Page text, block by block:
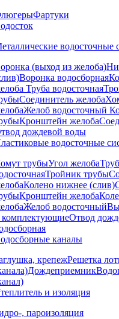
Фартуки
водосточные
(выход из желоба)
Воронка водосборная
Труба водосточная
Соединитель желоба
Желоб водосточный
Кронштейн желоба
дождевой воды
водосточные
трубыУгол желоба
Тройник трубы
Колено нижнее (слив)
Кронштейн желоба
Желоб водосточный
комплектующиеОтвод
каналы
крепежРешетка
Дождеприемник
и изоляция
, пароизоляция